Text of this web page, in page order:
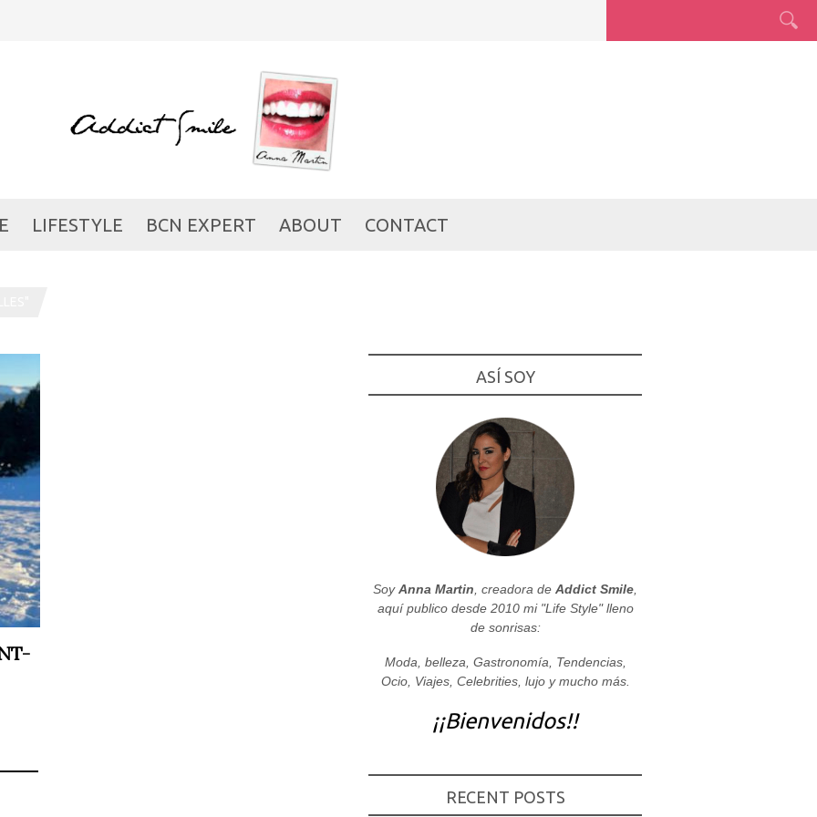
LIFESTYLE BCN EXPERT ABOUT CONTACT
ASÍ SOY
SoyAnna Martin , creadora de Addict Smile
aquí publico desde 2010 mi "Life Style" lleno
de sonrisas:
Moda, belleza, Gastronomía, Tendencias,
Ocio, Viajes, Celebrities, lujo y mucho más.
¡¡Bienvenidos!!
RECENT POSTS